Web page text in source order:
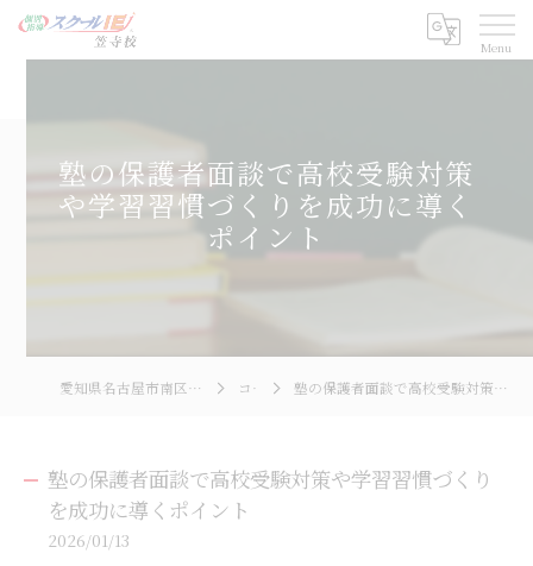
塾の保護者面談で高校受験対策
や学習習慣づくりを成功に導く
ポイント
愛知県名古屋市南区の塾ならスクールIE 笠寺校 コラム 塾の保護者面談で高校受験対策や学習習慣づくりを成功に導くポイント
塾の保護者面談で高校受験対策や学習習慣づくり
を成功に導くポイント
2026/01/13